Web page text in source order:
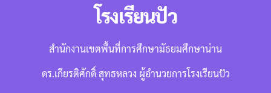
โรงเรียนปัว
สำนักงานเขตพื้นที่การศึกษามัธยมศึกษาน่าน
ดร.เกียรติศักดิ์ สุทธหลวง ผู้อำนวยการโรงเรียนปัว